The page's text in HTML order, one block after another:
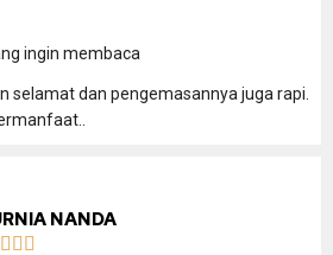
ingin membaca
selamat dan pengemasannya juga rapi.
NANDA
  